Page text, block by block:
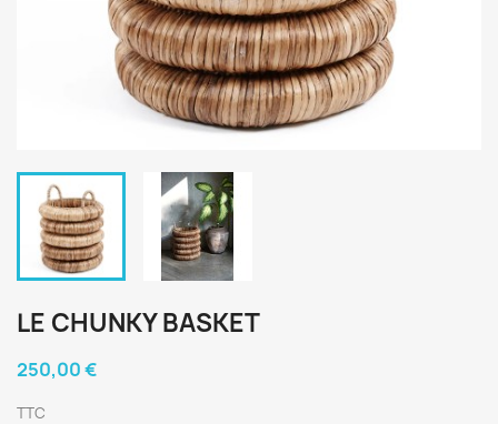
LE CHUNKY BASKET
250,00 €
TTC